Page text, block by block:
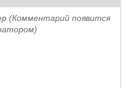
(Комментарий появится